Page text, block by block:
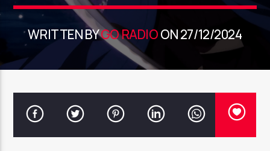
ΤΩΡΑ ΠΑΙΖΕΙ
WRITTEN BYGO RADIOON 27/12/2024